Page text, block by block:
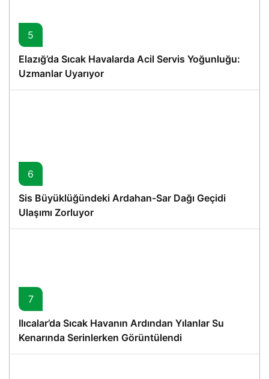
5
Elazığ’da Sıcak Havalarda Acil Servis Yoğunluğu:
Uzmanlar Uyarıyor
6
Sis Büyüklüğündeki Ardahan-Sar Dağı Geçidi
Ulaşımı Zorluyor
7
Ilıcalar’da Sıcak Havanın Ardından Yılanlar Su
Kenarında Serinlerken Görüntülendi